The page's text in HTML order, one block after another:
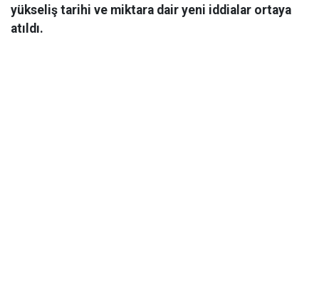
yükseliş tarihi ve miktara dair yeni iddialar ortaya
atıldı.